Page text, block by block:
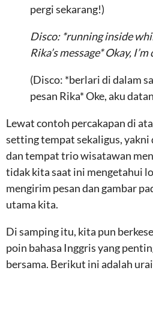
pergi sekarang!)
Disco: *running inside
Rika’s message* Okay,
(Disco: *berlari di dalam
pesan Rika* Oke, aku
Lewat contoh percakapan di
setting tempat sekaligus, yakni
dan tempat trio wisatawan
tidak kita saat ini mengetahui
mengirim pesan dan gambar
utama kita.
Di samping itu, kita pun
poin bahasa Inggris yang
bersama. Berikut ini adalah